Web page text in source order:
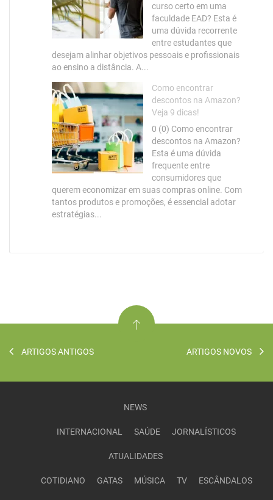
curso certo em uma
faculdade EAD? Esta é
uma dúvida recorrente
entre estudantes que
desejam alinhar objetivos pessoais e profissionais
ao ensino a distância. A...
Como encontrar
descontos na Amazon?
Veja 9 dicas!
0 (0) Como encontrar
descontos na Amazon?
Esta é uma dúvida
frequente entre
consumidores que
querem economizar em suas compras online. Com
tantos produtos e promoções, é essencial adotar
estratégias...
ARTIGOS ANTIGOS ARTIGOS NOVOS
NEWS
INTERNACIONAL SAÚDE JORNALÍSTICOS
ATUALIDADES
COTIDIANO GATAS MÚSICA TV ESCÂNDALOS